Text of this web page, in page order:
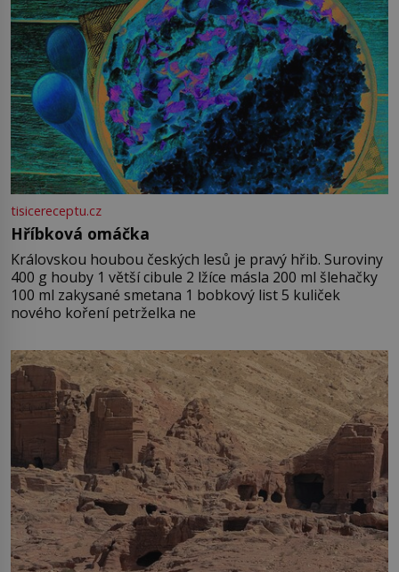
tisicereceptu.cz
Hříbková omáčka
Královskou houbou českých lesů je pravý hřib. Suroviny
400 g houby 1 větší cibule 2 lžíce másla 200 ml šlehačky
100 ml zakysané smetana 1 bobkový list 5 kuliček
nového koření petrželka ne